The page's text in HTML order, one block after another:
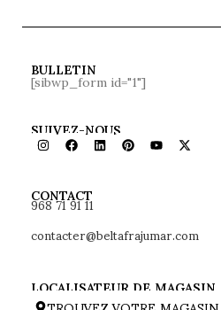
BULLETIN
[sibwp_form id="1"]
SUIVEZ-NOUS
CONTACT
968 71 91 11
contacter@beltafrajumar.com
LOCALISATEUR DE MAGASIN